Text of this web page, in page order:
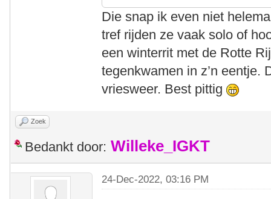
Die snap ik even niet
tref rijden ze vaak solo of
een winterrit met de Rotte
tegenkwamen in z’n eentje.
vriesweer. Best pittig
Zoek
Bedankt door: Willeke_IGKT
24-Dec-2022, 03:16 PM